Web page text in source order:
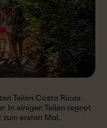
Teilen Costa Ricas
In einigen Teilen regnet
ersten Mal.